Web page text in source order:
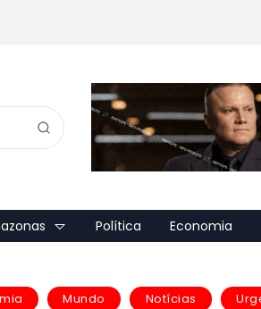
Política Economia
Mundo Notícias